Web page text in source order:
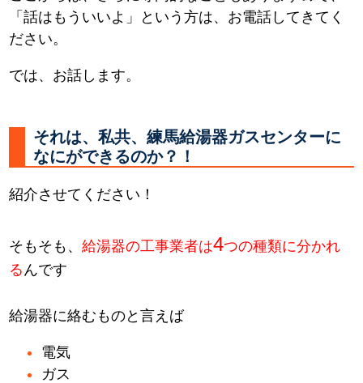
「話はもういいよ」という方は、お電話してきてく
ださい。
では、お話します。
それは、私共、練馬給湯器ガスセンターに
なにができるのか？！
紹介させてください！
そもそも、給湯器の工事業者は4つの種類に分かれ
る んです
給湯器に絡むものと言えば
電気
ガス